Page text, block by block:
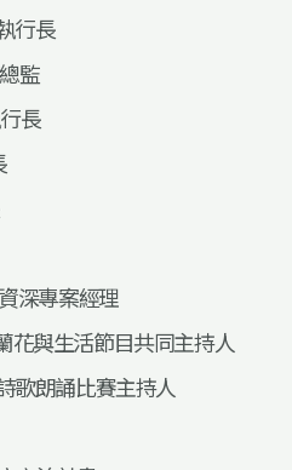
行長
監
長
深專案經理
花與生活節目共同主持人
歌朗誦比賽主持人